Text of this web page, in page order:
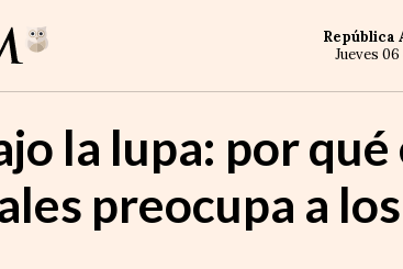
República
Jueves
la lupa: por qué
preocupa a los